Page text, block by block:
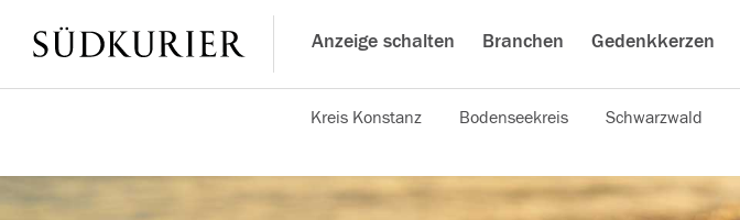
Anzeige schalten Branchen Gedenkkerzen
Kreis Konstanz Bodenseekreis Schwarzwald